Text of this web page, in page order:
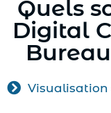
Quels
Digital
Visualisation